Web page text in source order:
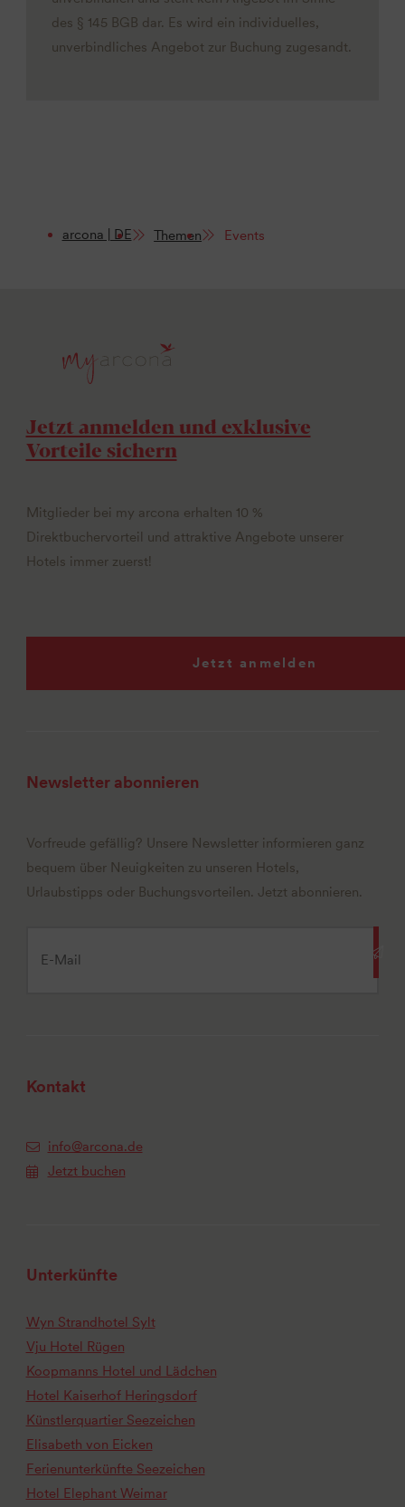
des § 145 BGB dar. Es wird ein individuelles,
unverbindliches Angebot zur Buchung zugesandt.
arcona | DE Themen Events
Jetzt anmelden und exklusive
Vorteile sichern
Mitglieder bei my arcona erhalten 10 %
Direktbuchervorteil und attraktive Angebote unserer
Hotels immer zuerst!
Jetzt anmelden
Newsletter abonnieren
Vorfreude gefällig? Unsere Newsletter informieren ganz
bequem über Neuigkeiten zu unseren Hotels,
Urlaubstipps oder Buchungsvorteilen. Jetzt abonnieren.
Kontakt
info@arcona.de
Jetzt buchen
Unterkünfte
Wyn Strandhotel Sylt
Vju Hotel Rügen
Koopmanns Hotel und Lädchen
Hotel Kaiserhof Heringsdorf
Künstlerquartier Seezeichen
Elisabeth von Eicken
Ferienunterkünfte Seezeichen
Hotel Elephant Weimar